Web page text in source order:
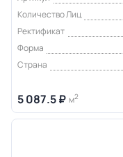
Количество Лиц
Ректификат
Форма
Страна
5 087.5 ₽ м2